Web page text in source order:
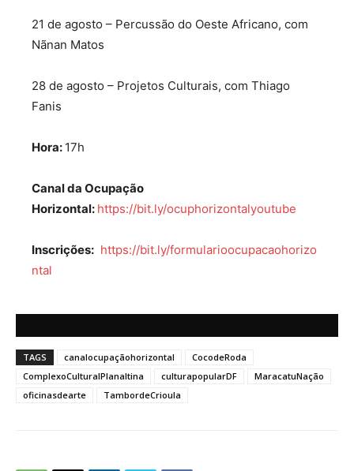
21 de agosto – Percussão do Oeste Africano, com
Nãnan Matos
28 de agosto – Projetos Culturais, com Thiago
Fanis
Hora: 17h
Canal da Ocupação
Horizontal: https://bit.ly/ocuphorizontalyoutube
Inscrições: https://bit.ly/formularioocupacaohorizo
ntal
TAGS canalocupaçãohorizontal
CocodeRoda
ComplexoCulturalPlanaltina
culturapopularDF
MaracatuNação
oficinasdearte
TambordeCrioula